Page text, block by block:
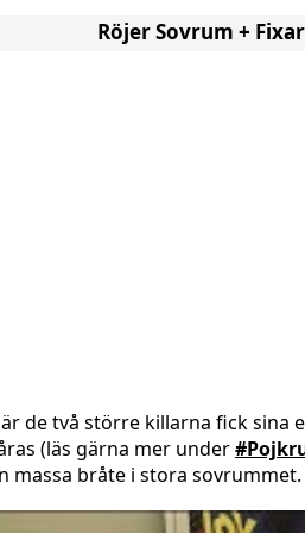
Röjer Sovrum +
de två större killarna fick sina
(läs gärna mer under
massa bråte i stora sovrummet.